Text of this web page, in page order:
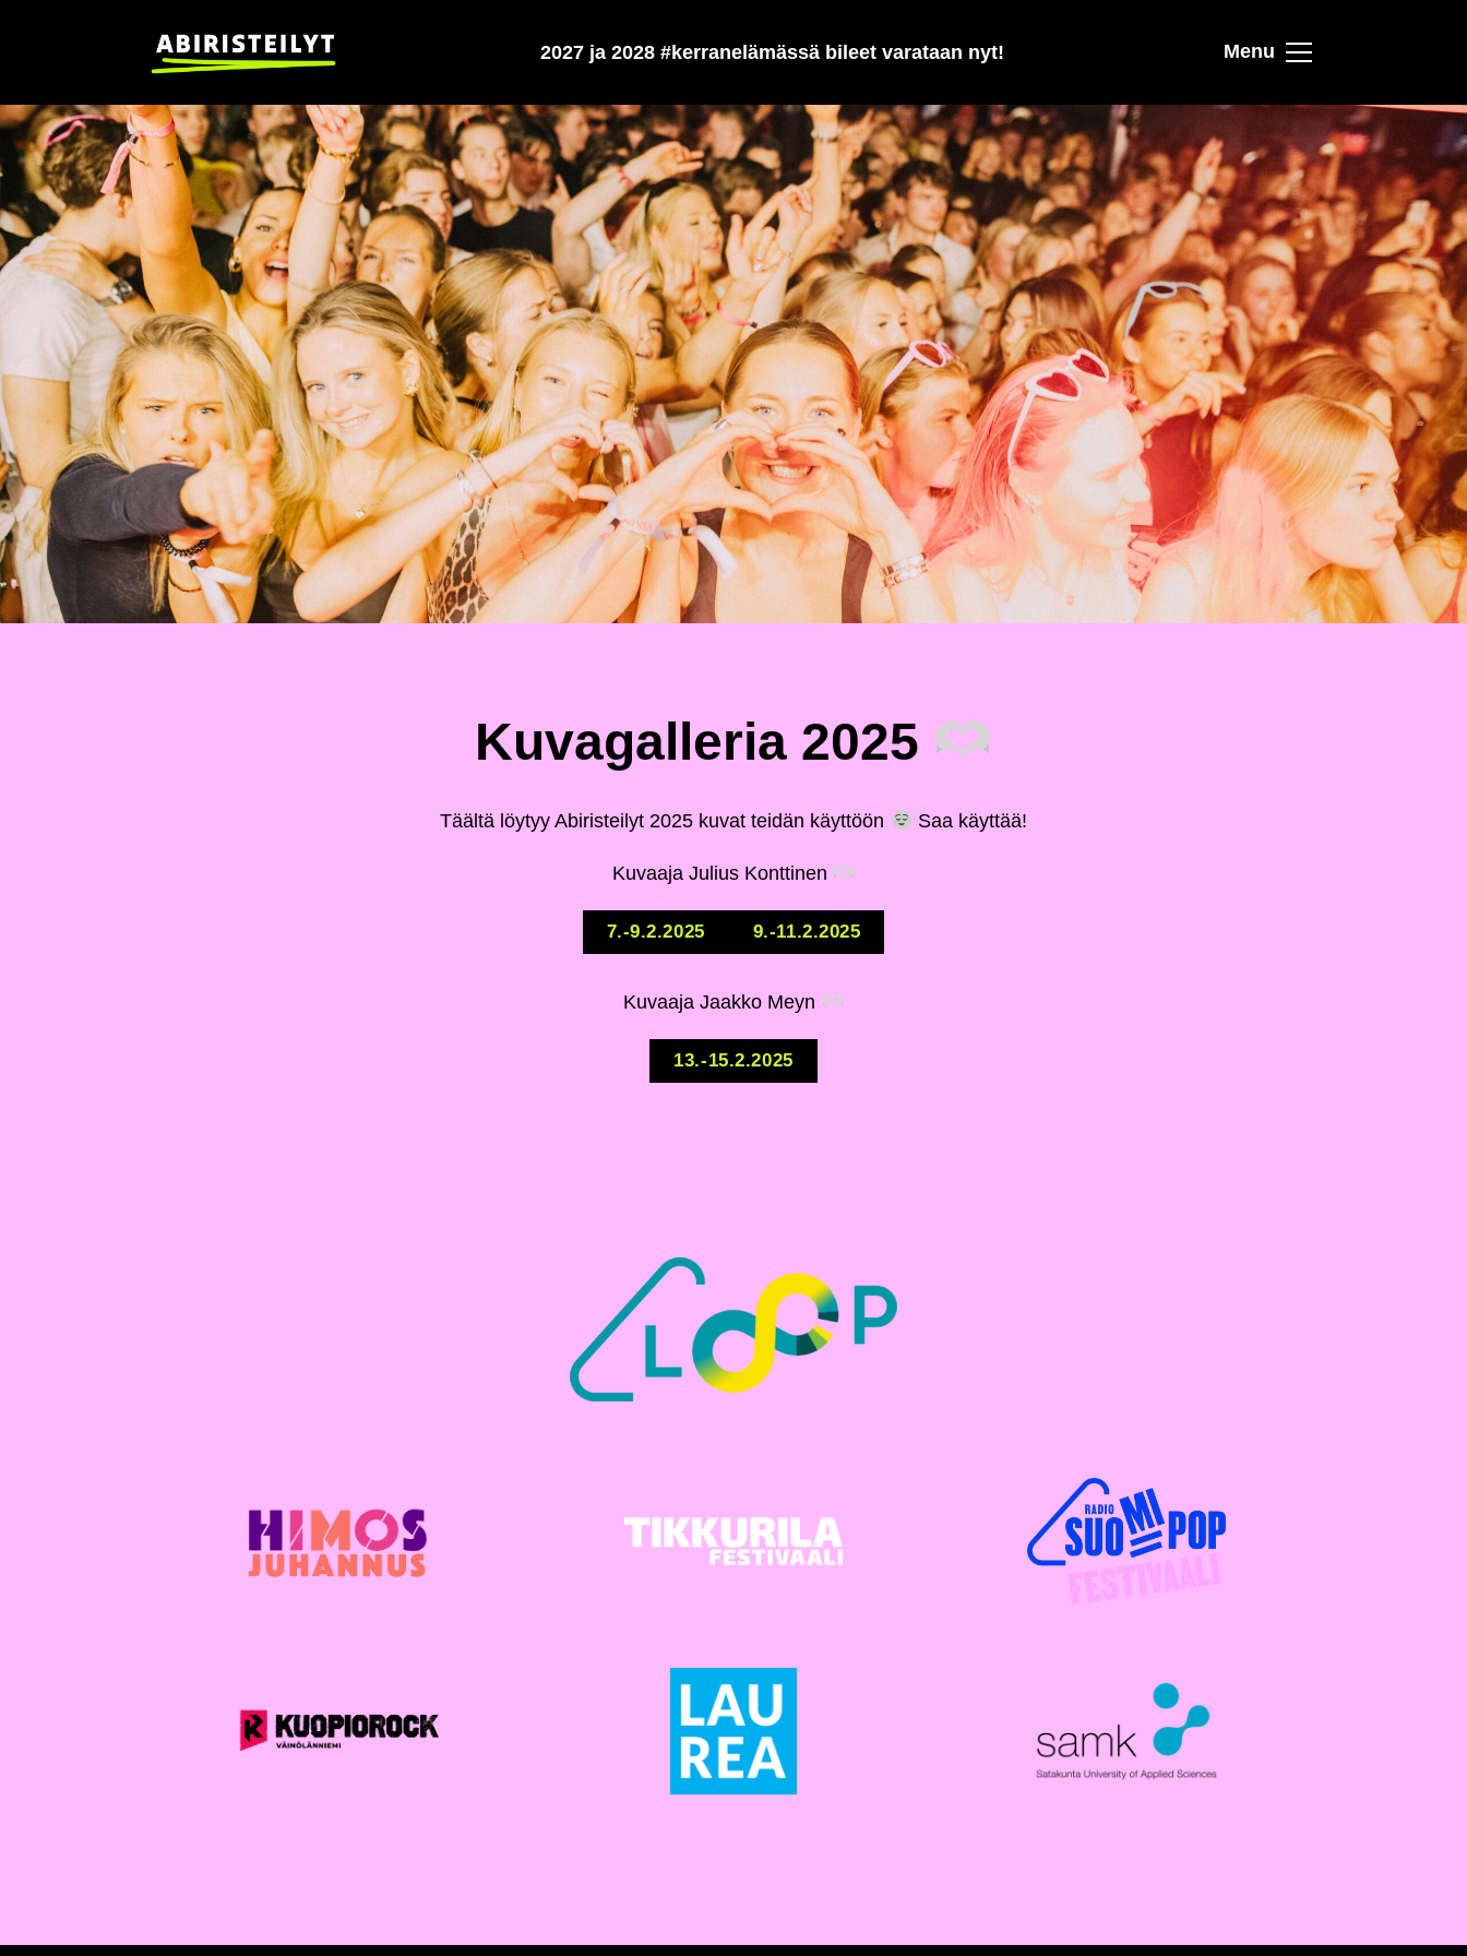
2027 ja 2028 #kerranelämässä bileet varataan nyt! Menu
Kuvagalleria 2025
Täältä löytyy Abiristeilyt 2025 kuvat teidän käyttöön Saa käyttää!
Kuvaaja Julius Konttinen
7.-9.2.2025 9.-11.2.2025
Kuvaaja Jaakko Meyn
13.-15.2.2025